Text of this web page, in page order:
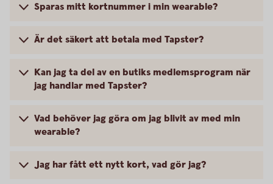
Sparas mitt kortnummer i min wearable?
Är det säkert att betala med Tapster?
Kan jag ta del av en butiks medlemsprogram när
jag handlar med Tapster?
Vad behöver jag göra om jag blivit av med min
wearable?
Jag har fått ett nytt kort, vad gör jag?